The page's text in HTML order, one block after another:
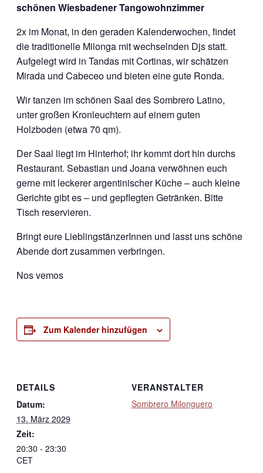
schönen Wiesbadener Tangowohnzimmer
2x im Monat, in den geraden Kalenderwochen, findet
die traditionelle Milonga mit wechselnden Djs statt.
Aufgelegt wird in Tandas mit Cortinas, wir schätzen
Mirada und Cabeceo und bieten eine gute Ronda.
Wir tanzen im schönen Saal des Sombrero Latino,
unter großen Kronleuchtern auf einem guten
Holzboden (etwa 70 qm).
Der Saal liegt im Hinterhof; ihr kommt dort hin durchs
Restaurant. Sebastian und Joana verwöhnen euch
gerne mit leckerer argentinischer Küche – auch kleine
Gerichte gibt es – und gepflegten Getränken. Bitte
Tisch reservieren.
Bringt eure LieblingstänzerInnen und lasst uns schöne
Abende dort zusammen verbringen.
Nos vemos
Zum Kalender hinzufügen
DETAILS
Datum:
13. März 2029
Zeit:
20:30 - 23:30
CET
VERANSTALTER
Sombrero Milonguero